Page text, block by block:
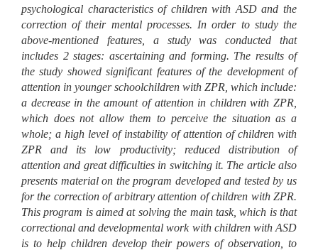
psychological characteristics of children with ASD and the
correction of their mental processes. In order to study the
above-mentioned features, a study was conducted that
includes 2 stages: ascertaining and forming. The results of
the study showed significant features of the development of
attention in younger schoolchildren with ZPR, which include:
a decrease in the amount of attention in children with ZPR,
which does not allow them to perceive the situation as a
whole; a high level of instability of attention of children with
ZPR and its low productivity; reduced distribution of
attention and great difficulties in switching it. The article also
presents material on the program developed and tested by us
for the correction of arbitrary attention of children with ZPR.
This program is aimed at solving the main task, which is that
correctional and developmental work with children with ASD
is to help children develop their powers of observation, to